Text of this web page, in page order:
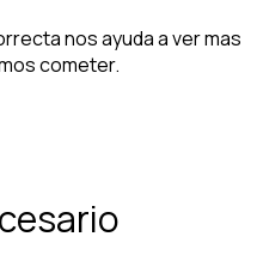
nos ayuda a ver mas
cometer.